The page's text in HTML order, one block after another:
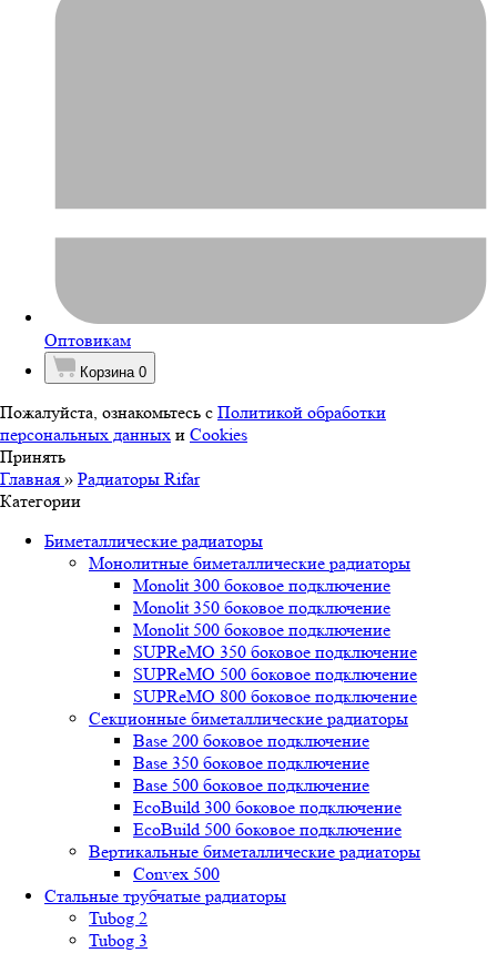
Оптовикам
Корзина 0
Пожалуйста, ознакомьтесь с Политикой обработки
персональных данных и Cookies
Принять
Главная » Радиаторы Rifar
Категории
Биметаллические радиаторы
Монолитные биметаллические радиаторы
Mоnоlit 300 боковое подключение
Mоnоlit 350 боковое подключение
Mоnоlit 500 боковое подключение
SUРRеMО 350 боковое подключение
SUРRеMО 500 боковое подключение
SUРRеMО 800 боковое подключение
Секционные биметаллические радиаторы
Base 200 боковое подключение
Base 350 боковое подключение
Base 500 боковое подключение
EcoBuild 300 боковое подключение
EcoBuild 500 боковое подключение
Вертикальные биметаллические радиаторы
Convex 500
Стальные трубчатые радиаторы
Tubog 2
Tubog 3